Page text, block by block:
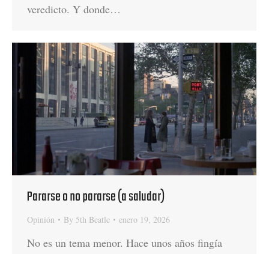
veredicto. Y donde…
Pararse o no pararse (a saludar)
Opinión By 5th Beatle enero 19, 2026
No es un tema menor. Hace unos años fingía